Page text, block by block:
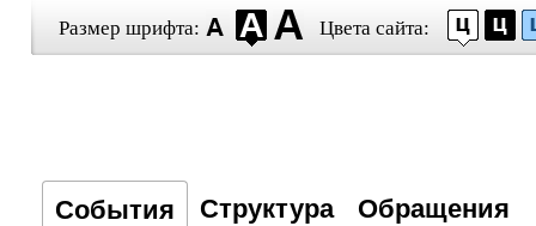
Размер шрифта: Цвета сайта:
События Структура Обращения